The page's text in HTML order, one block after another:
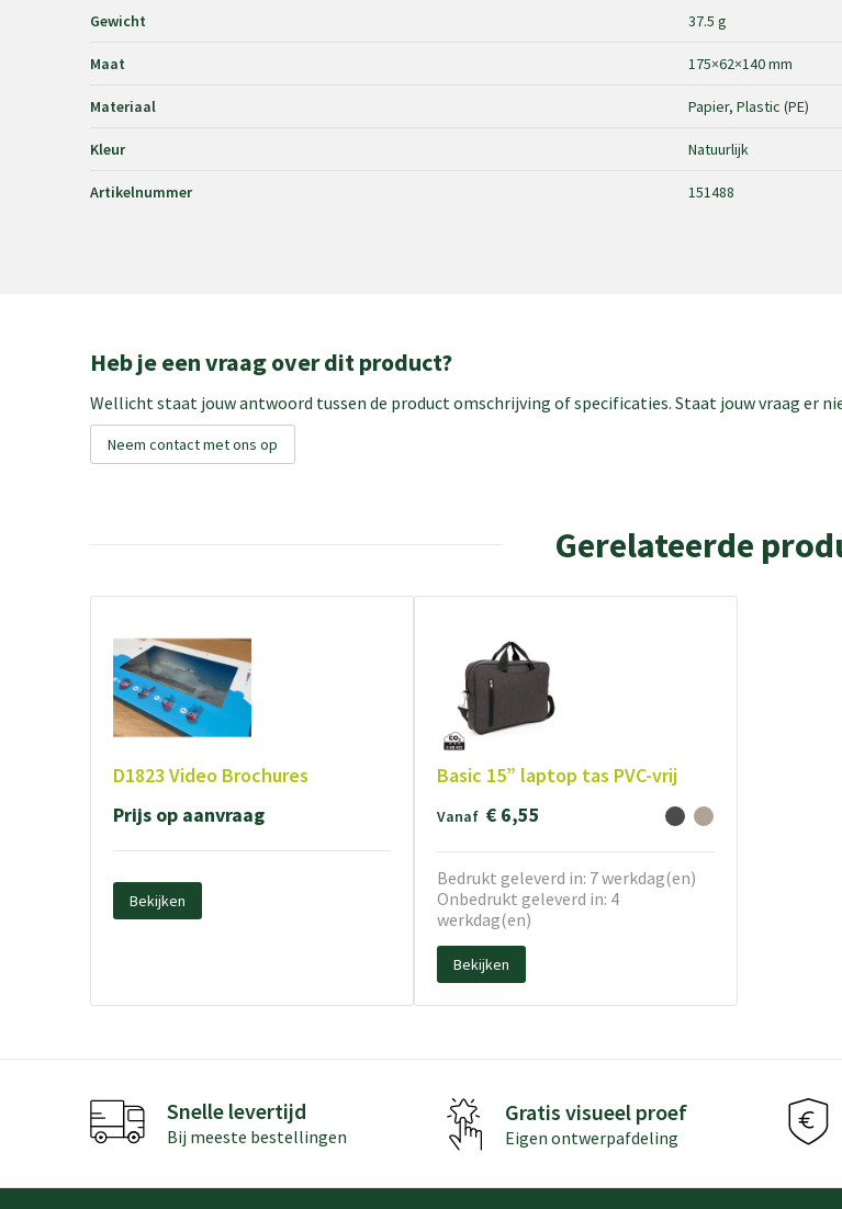
Gewicht 37.5 g
Maat 175×62×140 mm
Materiaal Papier, Plastic (PE)
Kleur Natuurlijk
Artikelnummer 151488
Heb je een vraag over dit product?
Wellicht staat jouw antwoord tussen de product omschrijving of specificaties. Staat jouw vraag er
Neem contact met ons op
Gerelateerde
D1823 Video Brochures
Prijs op aanvraag
Bekijken
Basic 15” laptop tas PVC-vrij
Vanaf € 6,55
Bedrukt geleverd in: 7 werkdag(en)
Onbedrukt geleverd in: 4
werkdag(en)
Bekijken
Snelle levertijd
Bij meeste bestellingen
Gratis visueel proef
Eigen ontwerpafdeling